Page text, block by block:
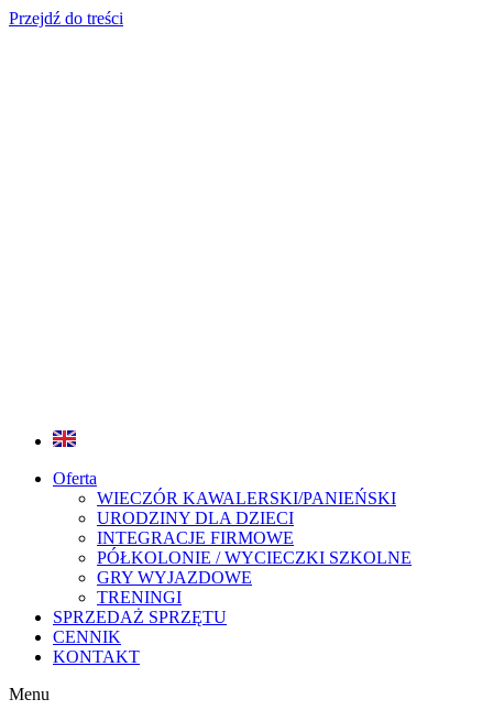
Przejdź do treści
Oferta
WIECZÓR KAWALERSKI/PANIEŃSKI
URODZINY DLA DZIECI
INTEGRACJE FIRMOWE
PÓŁKOLONIE / WYCIECZKI SZKOLNE
GRY WYJAZDOWE
TRENINGI
SPRZEDAŻ SPRZĘTU
CENNIK
KONTAKT
Menu